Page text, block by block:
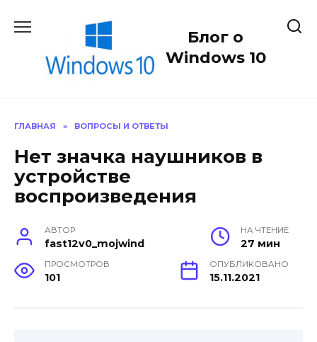
Блог о
Windows 10
ГЛАВНАЯ » ВОПРОСЫ И ОТВЕТЫ
Нет значка наушников в
устройстве
воспроизведения
АВТОР
fast12v0_mojwind
НА ЧТЕНИЕ
27 мин
ПРОСМОТРОВ
101
ОПУБЛИКОВАНО
15.11.2021